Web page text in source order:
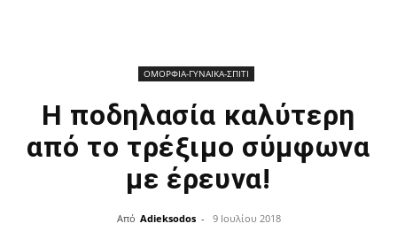
ΟΜΟΡΦΙΑ-ΓΥΝΑΙΚΑ-ΣΠΙΤΙ
Η ποδηλασία καλύτερη
από το τρέξιμο σύμφωνα
με έρευνα!
Από Adieksodos - 9 Ιουλίου 2018